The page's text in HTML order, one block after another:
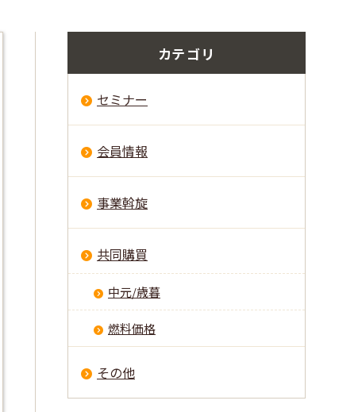
カテゴリ
セミナー
会員情報
事業斡旋
共同購買
中元/歳暮
燃料価格
その他